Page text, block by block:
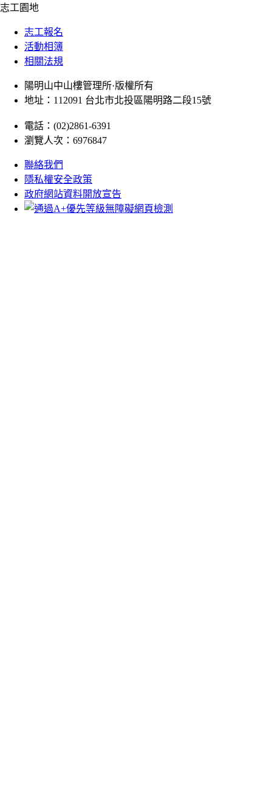
志工園地
志工報名
活動相簿
相關法規
陽明山中山樓管理所·版權所有
地址：112091 台北市北投區陽明路二段15號
電話：(02)2861-6391
瀏覽人次：6976847
聯絡我們
隱私權安全政策
政府網站資料開放宣告